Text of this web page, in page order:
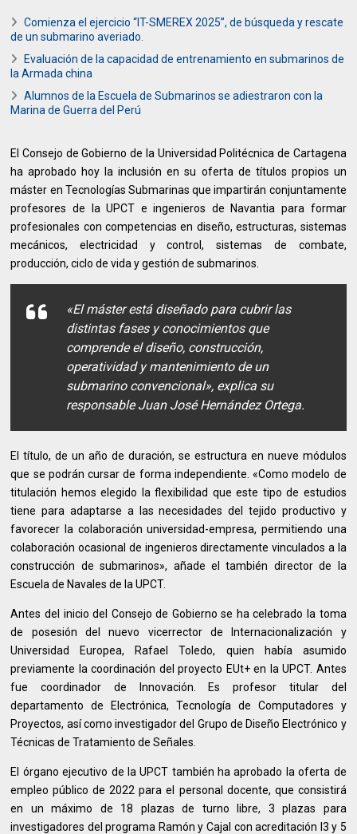
Comienza el ejercicio “IT-SMEREX 2025”, de búsqueda y rescate
de un submarino averiado.
Evaluación de la capacidad de entrenamiento en submarinos de
la Armada china
Alumnos de la Escuela de Submarinos se adiestraron con la
Marina de Guerra del Perú
El Consejo de Gobierno de la Universidad Politécnica de Cartagena
ha aprobado hoy la inclusión en su oferta de títulos propios un
máster en Tecnologías Submarinas que impartirán conjuntamente
profesores de la UPCT e ingenieros de Navantia para formar
profesionales con competencias en diseño, estructuras, sistemas
mecánicos, electricidad y control, sistemas de combate,
producción, ciclo de vida y gestión de submarinos.
«El máster está diseñado para cubrir las
distintas fases y conocimientos que
comprende el diseño, construcción,
operatividad y mantenimiento de un
submarino convencional», explica su
responsable Juan José Hernández Ortega.
El título, de un año de duración, se estructura en nueve módulos
que se podrán cursar de forma independiente. «Como modelo de
titulación hemos elegido la flexibilidad que este tipo de estudios
tiene para adaptarse a las necesidades del tejido productivo y
favorecer la colaboración universidad-empresa, permitiendo una
colaboración ocasional de ingenieros directamente vinculados a la
construcción de submarinos», añade el también director de la
Escuela de Navales de la UPCT.
Antes del inicio del Consejo de Gobierno se ha celebrado la toma
de posesión del nuevo vicerrector de Internacionalización y
Universidad Europea, Rafael Toledo, quien había asumido
previamente la coordinación del proyecto EUt+ en la UPCT. Antes
fue coordinador de Innovación. Es profesor titular del
departamento de Electrónica, Tecnología de Computadores y
Proyectos, así como investigador del Grupo de Diseño Electrónico y
Técnicas de Tratamiento de Señales.
El órgano ejecutivo de la UPCT también ha aprobado la oferta de
empleo público de 2022 para el personal docente, que consistirá
en un máximo de 18 plazas de turno libre, 3 plazas para
investigadores del programa Ramón y Cajal con acreditación I3 y 5